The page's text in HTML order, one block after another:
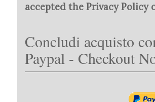
accepted the Privacy Policy
Concludi acquisto
Paypal - Checkout